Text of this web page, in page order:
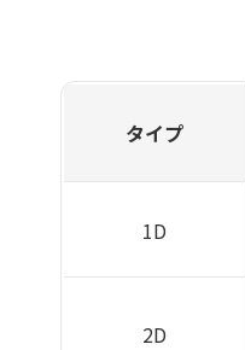
タイプ
1D
2D